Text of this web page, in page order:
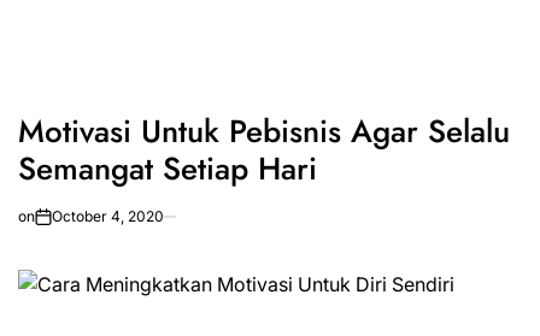
Motivasi Untuk Pebisnis Agar Selalu
Semangat Setiap Hari
on October 4, 2020